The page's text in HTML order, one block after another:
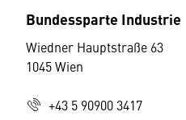
Bundessparte Industrie
Wiedner Hauptstraße 63
1045 Wien
+43 5 90900 3417